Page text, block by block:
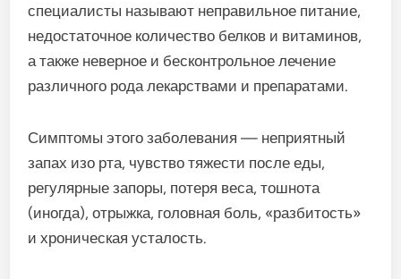
специалисты называют неправильное питание,
недостаточное количество белков и витаминов,
а также неверное и бесконтрольное лечение
различного рода лекарствами и препаратами.
Симптомы этого заболевания — неприятный
запах изо рта, чувство тяжести после еды,
регулярные запоры, потеря веса, тошнота
(иногда), отрыжка, головная боль, «разбитость»
и хроническая усталость.